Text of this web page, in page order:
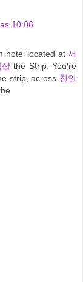
10:06
hotel located at 서
the Strip. You're
strip, across 천안